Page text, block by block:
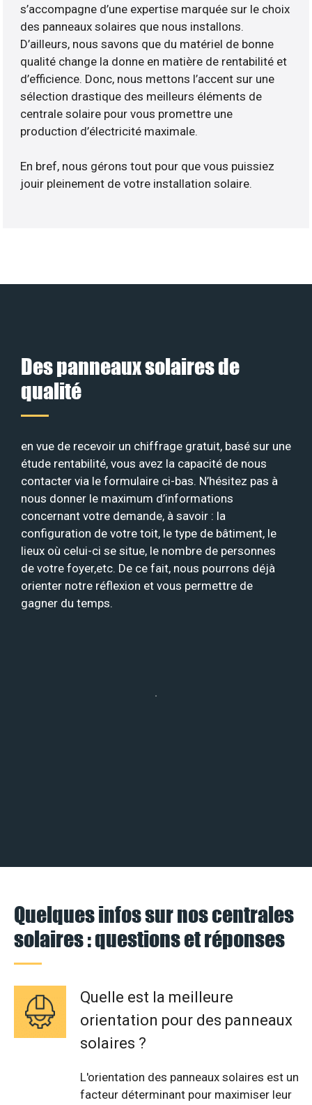
s’accompagne d’une expertise marquée sur le choix
des panneaux solaires que nous installons.
D’ailleurs, nous savons que du matériel de bonne
qualité change la donne en matière de rentabilité et
d’efficience. Donc, nous mettons l’accent sur une
sélection drastique des meilleurs éléments de
centrale solaire pour vous promettre une
production d’électricité maximale.
En bref, nous gérons tout pour que vous puissiez
jouir pleinement de votre installation solaire.
Des panneaux solaires de
qualité
en vue de recevoir un chiffrage gratuit, basé sur une
étude rentabilité, vous avez la capacité de nous
contacter via le formulaire ci-bas. N’hésitez pas à
nous donner le maximum d’informations
concernant votre demande, à savoir : la
configuration de votre toit, le type de bâtiment, le
lieux où celui-ci se situe, le nombre de personnes
de votre foyer,etc. De ce fait, nous pourrons déjà
orienter notre réflexion et vous permettre de
gagner du temps.
Quelques infos sur nos centrales
solaires : questions et réponses
Quelle est la meilleure
orientation pour des panneaux
solaires ?
L'orientation des panneaux solaires est un
facteur déterminant pour maximiser leur